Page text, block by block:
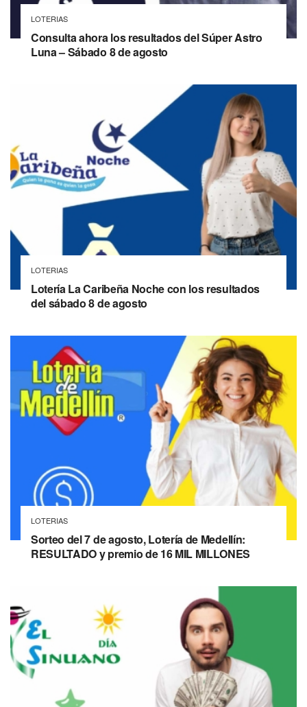
LOTERIAS
Consulta ahora los resultados del Súper Astro
Luna – Sábado 8 de agosto
LOTERIAS
Lotería La Caribeña Noche con los resultados
del sábado 8 de agosto
LOTERIAS
Sorteo del 7 de agosto, Lotería de Medellín:
RESULTADO y premio de 16 MIL MILLONES